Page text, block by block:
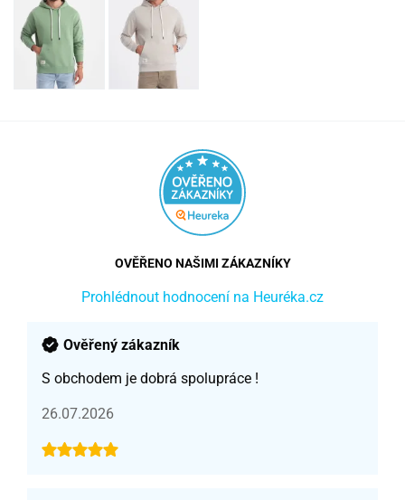
OVĚŘENO NAŠIMI ZÁKAZNÍKY
Prohlédnout hodnocení na Heuréka.cz
Ověřený zákazník
S obchodem je dobrá spolupráce !
26.07.2026